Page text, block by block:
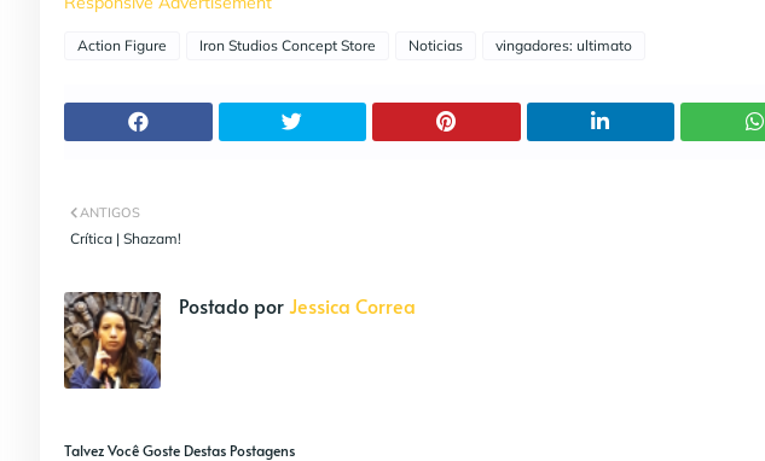
Action Figure Iron Studios Concept Store Noticias vingadores: ultimato
ANTIGOS
Crítica | Shazam!
Postado porJessica Correa
Talvez Você Goste Destas Postagens